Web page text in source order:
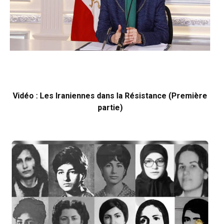
Vidéo : Les Iraniennes dans la Résistance (Première
partie)